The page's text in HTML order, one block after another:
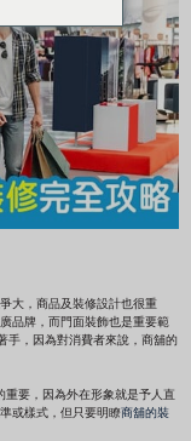
大，商品及裝修設計也很重
品牌，而門面裝飾也是重要範
手，因為對消費者來說，商舖的
要，因為外在形象就是予人直
或樣式，但只要明瞭商舖的裝